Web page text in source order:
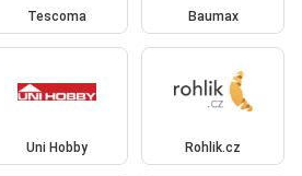
Tescoma Baumax
Uni Hobby Rohlik.cz